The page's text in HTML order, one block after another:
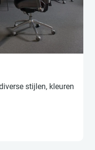
stijlen, kleuren